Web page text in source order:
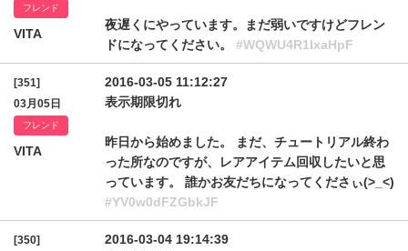
フレンド
VITA
夜遅くにやっています。まだ弱いですけどフレン
ドになってください。 #WQWU4R1IxaHpF
[351]
03月05日
フレンド
VITA
2016-03-05 11:12:27
表示期限切れ
昨日から始めました。 まだ、チュートリアル終わ
った所なのですが、レアアイテム回収したいと思
っています。 誰かお友だちになってくださぃ(>_<)
#YV0w0dFZGbkJF
[350]
2016-03-04 19:14:39